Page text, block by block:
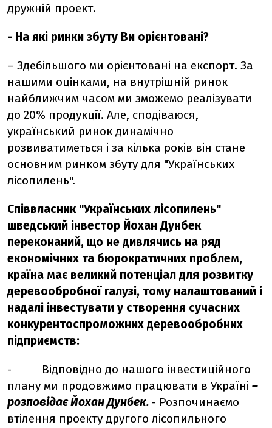
дружній проект.
- На які ринки збуту Ви орієнтовані?
– Здебільшого ми орієнтовані на експорт. За
нашими оцінками, на внутрішній ринок
найближчим часом ми зможемо реалізувати
до 20% продукції. Але, сподіваюся,
український ринок динамічно
розвиватиметься і за кілька років він стане
основним ринком збуту для "Українських
лісопилень".
Співвласник "Українських лісопилень"
шведський інвестор Йохан Дунбек
переконаний, що не дивлячись на ряд
економічних та бюрократичних проблем,
країна має великий потенціал для розвитку
деревообробної галузі, тому налаштований і
надалі інвестувати у створення сучасних
конкурентоспроможних деревообробних
підприємств:
- Відповідно до нашого інвестиційного
плану ми продовжимо працювати в Україні –
розповідає Йохан Дунбек. - Розпочинаємо
втілення проекту другого лісопильного